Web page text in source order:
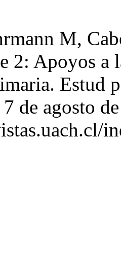
M,
2: Apoyos a
Estud
de agosto